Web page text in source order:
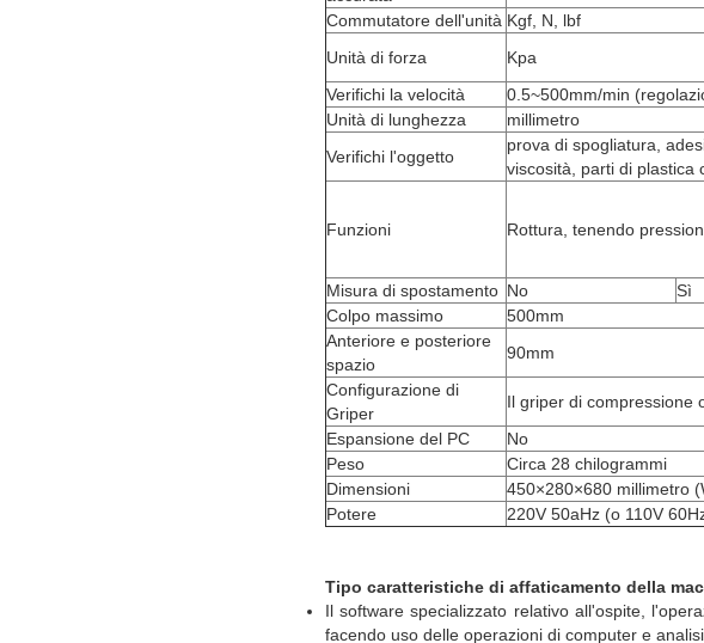
Commutatore dell'unità Kgf, N, lbf
Unità di forza
Kpa
Verifichi la velocità
0.5~500mm/min
Unità di lunghezza
millimetro
Verifichi l'oggetto
prova di spogliatura,
viscosità, parti di plastica
Funzioni Rottura, tenendo
Misura di spostamento No Sì
Colpo massimo
500mm
Anteriore e posteriore
spazio
90mm
Configurazione di
Griper
Il griper di compressione
Espansione del PC
No
Peso
Circa 28 chilogrammi
Dimensioni
450×280×680 millimetro
Potere
220V 50aHz (o 110V
Tipo caratteristiche di affaticamento della
Il software specializzato relativo all'ospite,
facendo uso delle operazioni di computer e